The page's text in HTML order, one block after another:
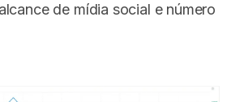
de mídia social e número